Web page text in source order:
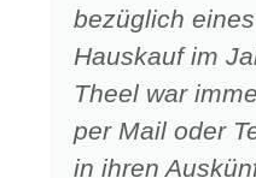
bezüglich
Hauskauf im
Theel war
per Mail oder
in ihren